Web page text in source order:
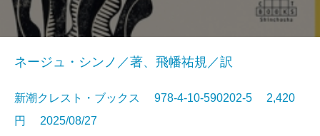
ネージュ・シンノ／著、飛幡祐規／訳
新潮クレスト・ブックス 978-4-10-590202-5 2,420
円 2025/08/27